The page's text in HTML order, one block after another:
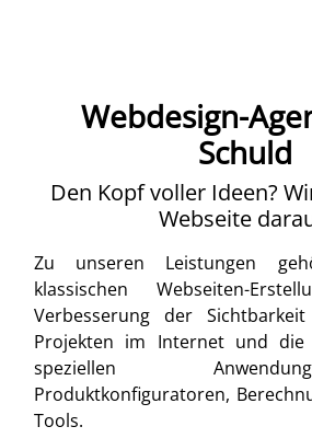
Webdesign-
Schuld
Den Kopf voller Ideen?
Webseite
Zu unseren Leistungen
klassischen Webseiten-
Verbesserung der
Projekten im Internet und die
speziellen
Produktkonfiguratoren,
Tools.